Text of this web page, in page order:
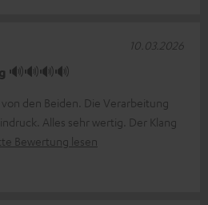
🔊🔊🔊🔊
den Beiden. Die Verarbeitung
Alles sehr wertig. Der Klang
Bewertung lesen
10.03.2026